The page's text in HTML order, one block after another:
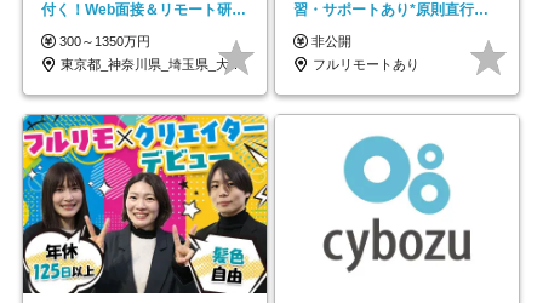
付く！Web面接＆リモート研修
も充実♪/a
300～1350万円
東京都_神奈川県_埼玉県_大阪府_愛知県…
習・サポートあり*原則直行直
帰／全国募集・業務委託
非公開
フルリモートあり